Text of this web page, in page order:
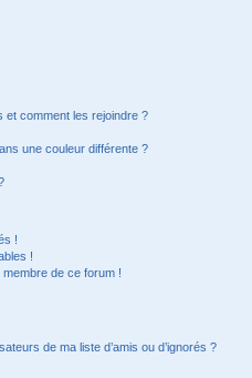
et comment les rejoindre ?
une couleur différente ?
!
!
membre de ce forum !
de ma liste d’amis ou d’ignorés ?